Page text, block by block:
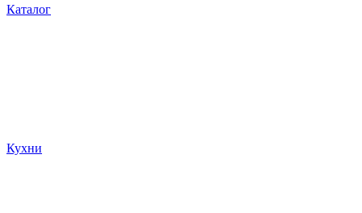
Каталог
Кухни